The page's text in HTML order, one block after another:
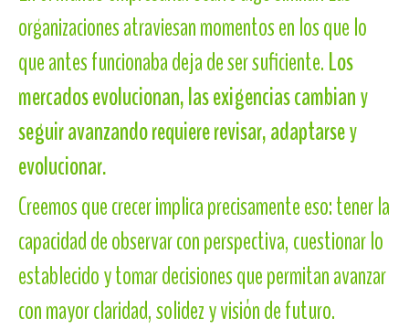
organizaciones atraviesan momentos en los que lo
que antes funcionaba deja de ser suficiente.Los
mercados evolucionan, las exigencias cambian y
seguir avanzando requiere revisar, adaptarse y
evolucionar.
Creemos que crecer implica precisamente eso: tener la
capacidad de observar con perspectiva, cuestionar lo
establecido y tomar decisiones que permitan avanzar
con mayor claridad, solidez y visión de futuro.